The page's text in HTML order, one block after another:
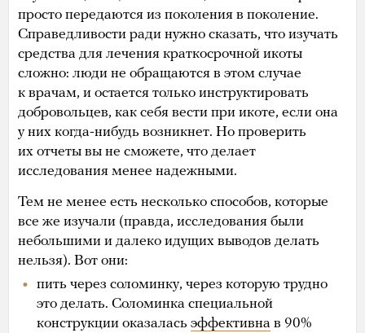
просто передаются из поколения в поколение.
Справедливости ради нужно сказать, что изучать
средства для лечения краткосрочной икоты
сложно: люди не обращаются в этом случае
к врачам, и остается только инструктировать
добровольцев, как себя вести при икоте, если она
у них когда-нибудь возникнет. Но проверить
их отчеты вы не сможете, что делает
исследования менее надежными.
Тем не менее есть несколько способов, которые
все же изучали (правда, исследования были
небольшими и далеко идущих выводов делать
нельзя). Вот они:
пить через соломинку, через которую трудно
это делать. Соломинка специальной
конструкции оказалась эффективна в 90%